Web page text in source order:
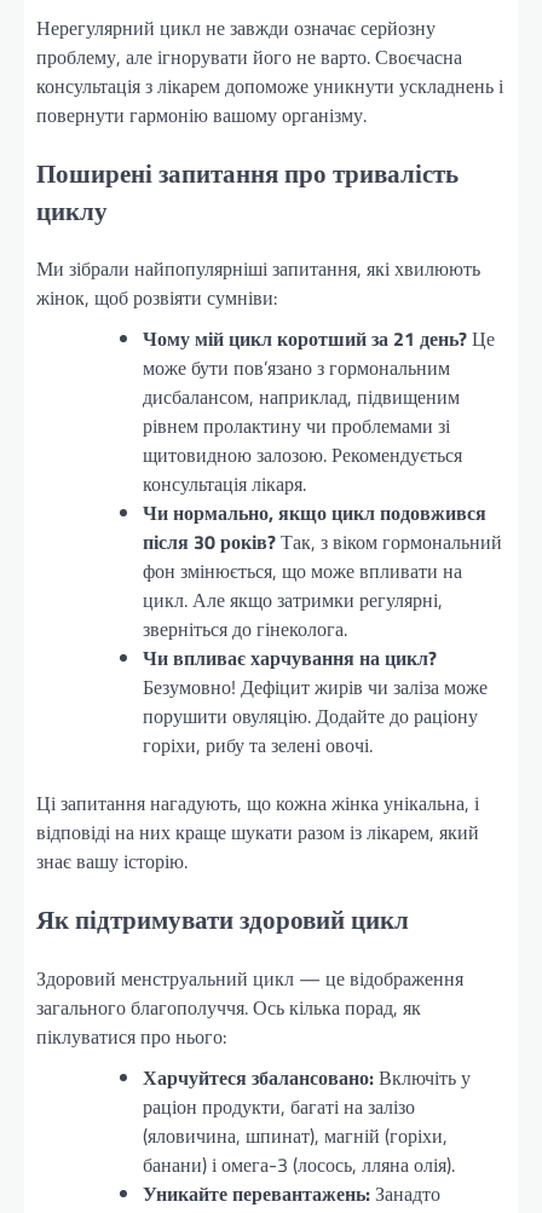
Нерегулярний цикл не завжди означає серйозну
проблему, але ігнорувати його не варто. Своєчасна
консультація з лікарем допоможе уникнути ускладнень і
повернути гармонію вашому організму.
Поширені запитання про тривалість
циклу
Ми зібрали найпопулярніші запитання, які хвилюють
жінок, щоб розвіяти сумніви:
Чому мій цикл коротший за 21 день?Це
може бути пов’язано з гормональним
дисбалансом, наприклад, підвищеним
рівнем пролактину чи проблемами зі
щитовидною залозою. Рекомендується
консультація лікаря.
Чи нормально, якщо цикл подовжився
після 30 років?Так, з віком гормональний
фон змінюється, що може впливати на
цикл. Але якщо затримки регулярні,
зверніться до гінеколога.
Чи впливає харчування на цикл?
Безумовно! Дефіцит жирів чи заліза може
порушити овуляцію. Додайте до раціону
горіхи, рибу та зелені овочі.
Ці запитання нагадують, що кожна жінка унікальна, і
відповіді на них краще шукати разом із лікарем, який
знає вашу історію.
Як підтримувати здоровий цикл
Здоровий менструальний цикл — це відображення
загального благополуччя. Ось кілька порад, як
піклуватися про нього:
Харчуйтеся збалансовано:Включіть у
раціон продукти, багаті на залізо
(яловичина, шпинат), магній (горіхи,
банани) і омега-3 (лосось, лляна олія).
Уникайте перевантажень:Занадто